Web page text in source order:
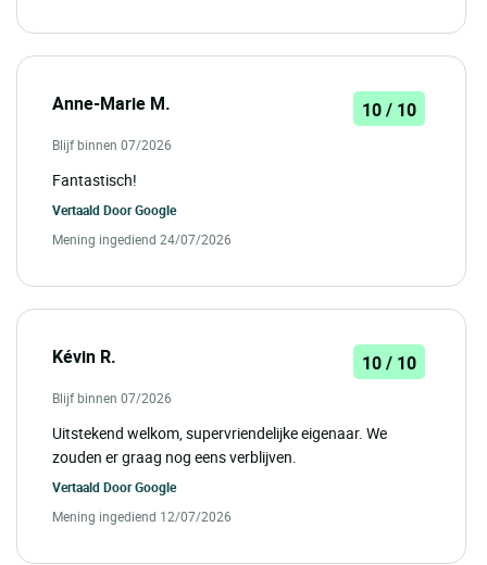
Anne-Marie M. 10 / 10
Blijf binnen 07/2026
Fantastisch!
Vertaald DoorGoogle
Mening ingediend 24/07/2026
Kévin R. 10 / 10
Blijf binnen 07/2026
Uitstekend welkom, supervriendelijke eigenaar. We
zouden er graag nog eens verblijven.
Vertaald DoorGoogle
Mening ingediend 12/07/2026